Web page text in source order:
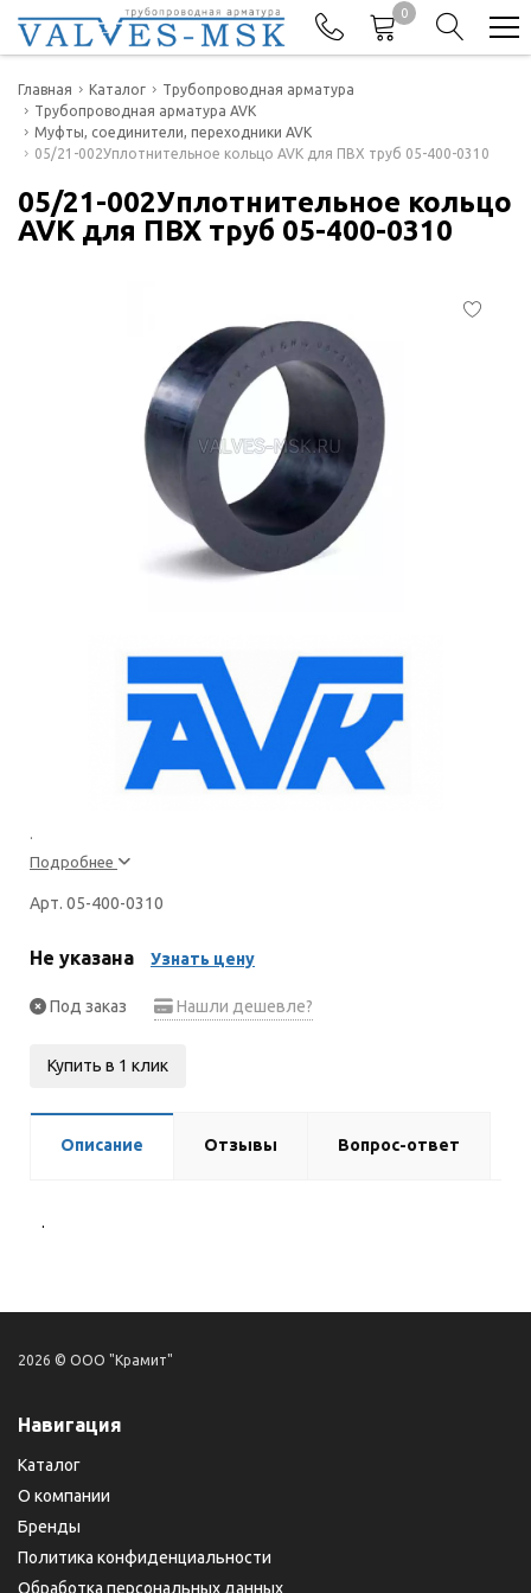
0
Телефоны
+7(977) 474-62-50
Отдел продаж
Главная Каталог
Трубопроводная арматура
Трубопроводная арматура AVK
Муфты, соединители, переходники AVK
05/21-002Уплотнительное кольцо AVK для ПВХ труб 05-400-0310
05/21-002Уплотнительное кольцо
AVK для ПВХ труб 05-400-0310
.
Подробнее
Арт. 05-400-0310
Не указана Узнать цену
Под заказ Нашли дешевле?
Купить в 1 клик
Описание Отзывы Вопрос-ответ
.
2026 © ООО "Крамит"
Навигация
Каталог
О компании
Бренды
Политика конфиденциальности
Обработка персональных данных